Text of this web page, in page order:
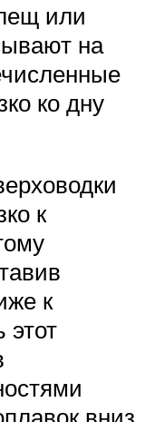
или
на
ко дну
к
к
этот